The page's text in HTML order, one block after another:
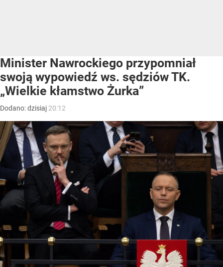
Minister Nawrockiego przypomniał
swoją wypowiedź ws. sędziów TK.
„Wielkie kłamstwo Żurka”
Dodano:dzisiaj 20:12